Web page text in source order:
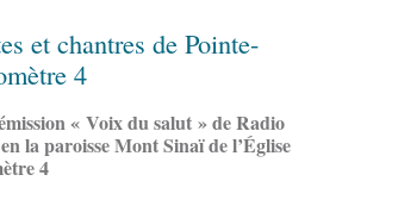
et chantres de Pointe-
4
« Voix du salut » de Radio
la paroisse Mont Sinaï de l’Église
4